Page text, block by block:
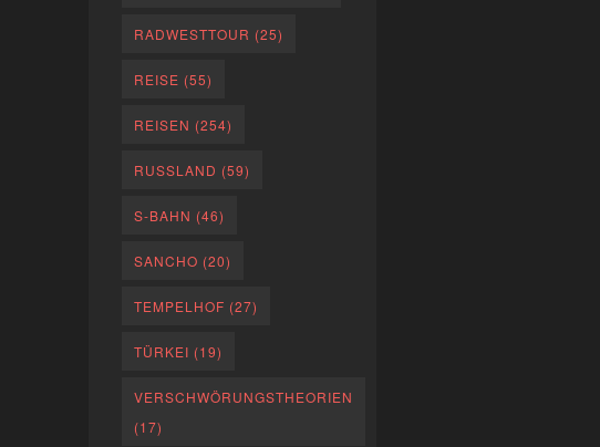
RADWESTTOUR (25)
REISE (55)
REISEN (254)
RUSSLAND (59)
S-BAHN (46)
SANCHO (20)
TEMPELHOF (27)
TÜRKEI (19)
VERSCHWÖRUNGSTHEORIEN
(17)